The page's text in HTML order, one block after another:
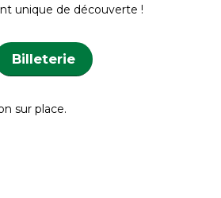
unique de découverte !
Billeterie
sur place.